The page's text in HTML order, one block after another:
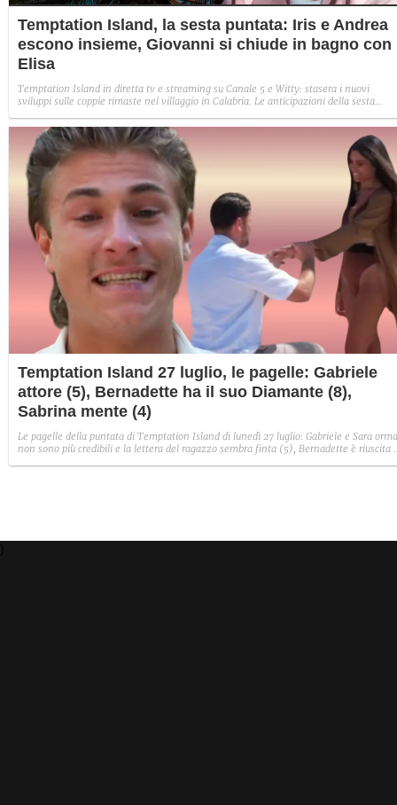
Temptation Island, la sesta puntata: Iris e Andrea
escono insieme, Giovanni si chiude in bagno con
Elisa
Temptation Island in diretta tv e streaming su Canale 5 e Witty: stasera i nuovi
sviluppi sulle coppie rimaste nel villaggio in Calabria. Le anticipazioni della sesta
Sabrina rifiuta il falò con Giovanni e si avvicina a Lory.
Temptation Island 27 luglio, le pagelle: Gabriele
attore (5), Bernadette ha il suo Diamante (8),
Sabrina mente (4)
Le pagelle della puntata di Temptation Island di lunedì 27 luglio: Gabriele e Sara
non sono più credibili e la lettera del ragazzo sembra finta (5), Bernadette è riuscita